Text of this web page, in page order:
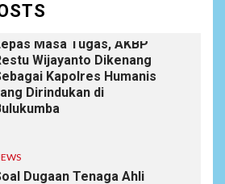
Masa Tugas, AKBP
Wijayanto Dikenang
Kapolres Humanis
Dirindukan di
Dugaan Tenaga Ahli